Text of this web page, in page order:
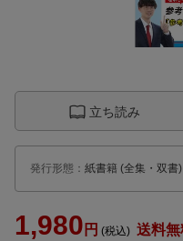
立ち読み
発行形態 ： 紙書籍 (全集・双書)
1,980 円 (税込) 送料無